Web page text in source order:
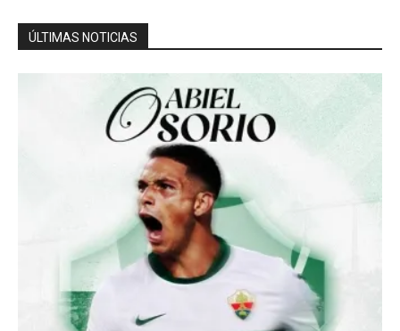
ÚLTIMAS NOTICIAS